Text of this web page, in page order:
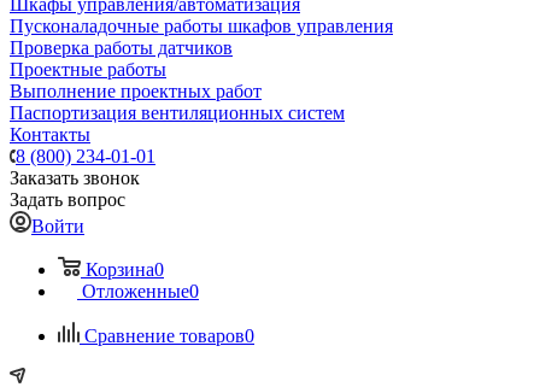
Шкафы управления/автоматизация
Пусконаладочные работы шкафов управления
Проверка работы датчиков
Проектные работы
Выполнение проектных работ
Паспортизация вентиляционных систем
Контакты
8 (800) 234-01-01
Заказать звонок
Задать вопрос
Войти
Корзина0
Отложенные0
Сравнение товаров0